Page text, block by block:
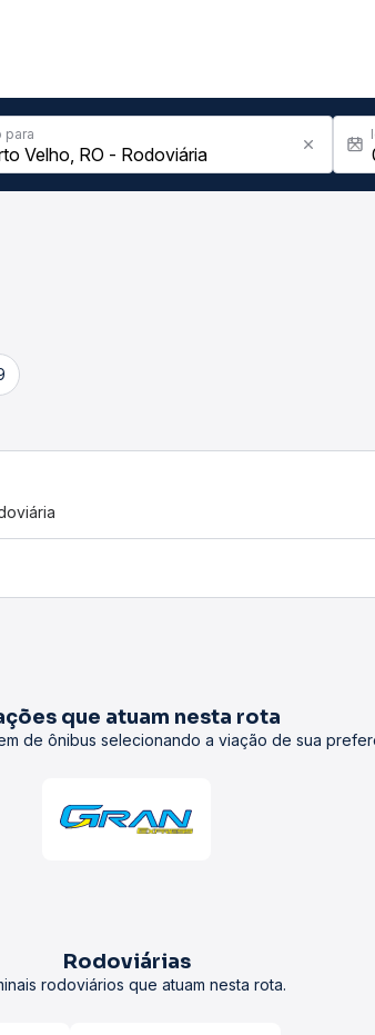
para
que atuam nesta rota
de ônibus selecionando a viação de sua
Rodoviárias
rodoviários que atuam nesta rota.